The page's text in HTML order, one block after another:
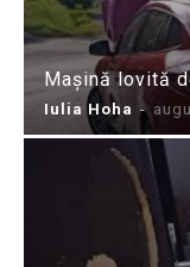
Mașină lovită
Iulia Hoha -